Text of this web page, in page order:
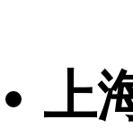
上